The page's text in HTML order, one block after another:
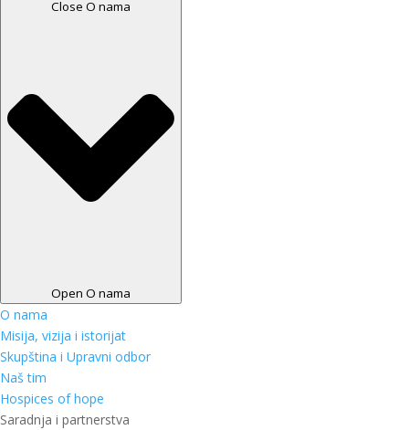
Close O nama
Open O nama
O nama
Misija, vizija i istorijat
Skupština i Upravni odbor
Naš tim
Hospices of hope
Saradnja i partnerstva